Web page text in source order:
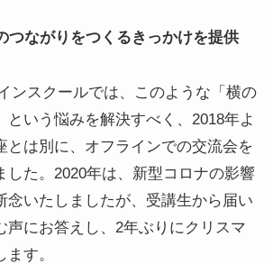
つながりをつくるきっかけを提供
ンスクールでは、このような「横の
という悩みを解決すべく、2018年よ
とは別に、オフラインでの交流会を
した。2020年は、新型コロナの影響
念いたしましたが、受講生から届い
声にお答えし、2年ぶりにクリスマ
す。